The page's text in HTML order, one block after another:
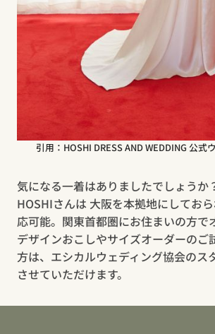
引用：HOSHI DRESS AND WEDDING 公式
気になる一着はありましたでしょうか
HOSHIさんは 大阪を本拠地にしてお
応可能。関東首都圏にお住まいの方で
デザインおこしやサイズオーダーのご
方は、エシカルウェディング協会のス
させていただけます。